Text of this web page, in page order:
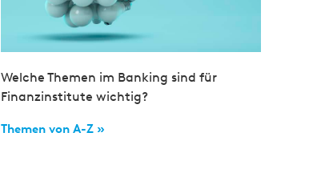
Welche Themen im Banking sind für
Finanzinstitute wichtig?
Themen von A-Z »